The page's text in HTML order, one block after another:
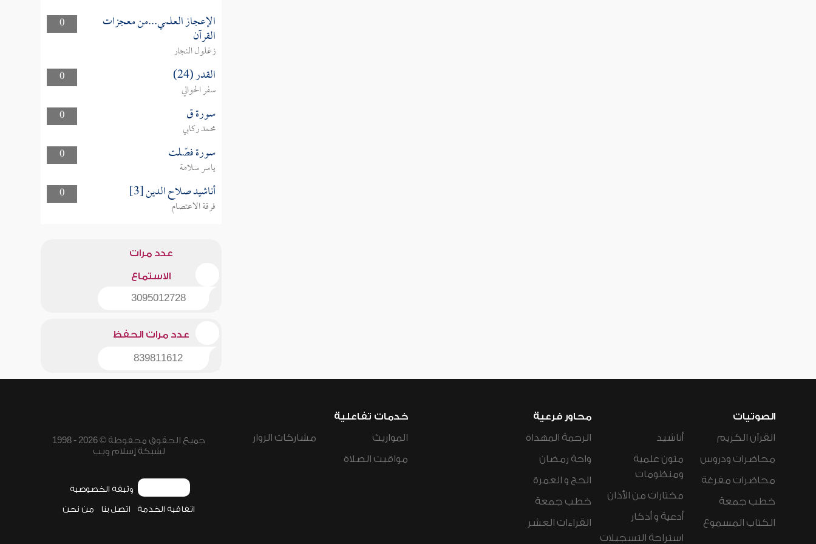
0 الإعجاز العلمي...من معجزات
القرآن
زغلول النجار
0
القدر (24)
سفر الحوالي
0
سورة ق
محمد ركابي
0
سورة فصّلت
ياسر سلامة
0
أناشيد صلاح الدين [3]
فرقة الاعتصام
عدد مرات
الاستماع
3095012728
عدد مرات الحفظ
839811612
الصوتيات
القرآن الكريم
محاضرات ودروس
محاضرات مفرغة
خطب جمعة
الكتاب المسموع
أناشيد
متون علمية
ومنظومات
مختارات من الأذان
أدعية و أذكار
استراحة التسجيلات
محاور فرعية
الرحمة المهداة
واحة رمضان
الحج و العمرة
خطب جمعة
القراءات العشر
خدمات تفاعلية
المواريث
مواقيت الصلاة
مشاركات الزوار
جميع الحقوق محفوظة © 2026 - 1998
لشبكة إسلام ويب
وثيقة الخصوصية
اتفاقية الخدمة اتصل بنا من نحن